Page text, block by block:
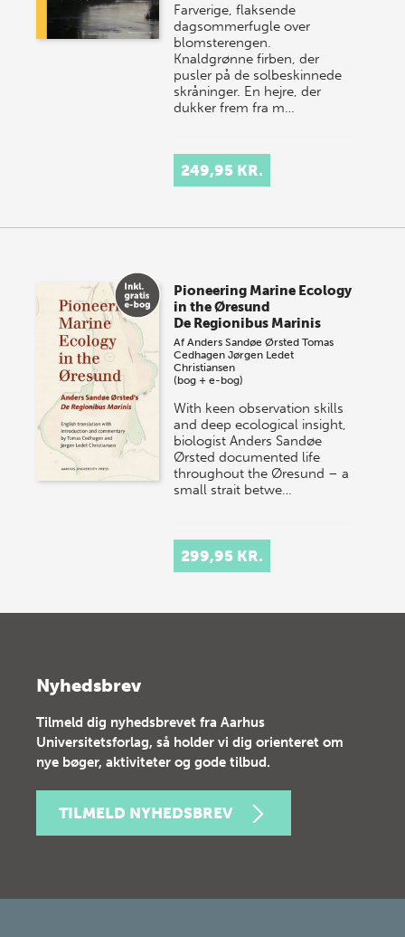
Farverige, flaksende
dagsommerfugle over
blomsterengen.
Knaldgrønne firben, der
pusler på de solbeskinnede
skråninger. En hejre, der
dukker frem fra m…
249,95 KR.
Pioneering Marine Ecology
in the Øresund
De Regionibus Marinis
AfAnders Sandøe Ørsted Tomas
Cedhagen Jørgen Ledet
Christiansen
(bog + e-bog)
With keen observation skills
and deep ecological insight,
biologist Anders Sandøe
Ørsted documented life
throughout the Øresund – a
small strait betwe…
299,95 KR.
Nyhedsbrev
Tilmeld dig nyhedsbrevet fra Aarhus
Universitetsforlag, så holder vi dig orienteret om
nye bøger, aktiviteter og gode tilbud.
TILMELD NYHEDSBREV